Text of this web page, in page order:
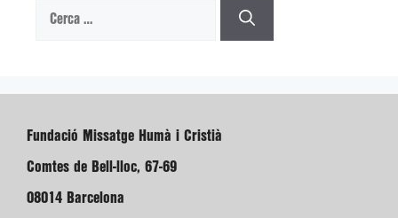
Cerca:
Fundació Missatge Humà i Cristià
Comtes de Bell-lloc, 67-69
08014 Barcelona